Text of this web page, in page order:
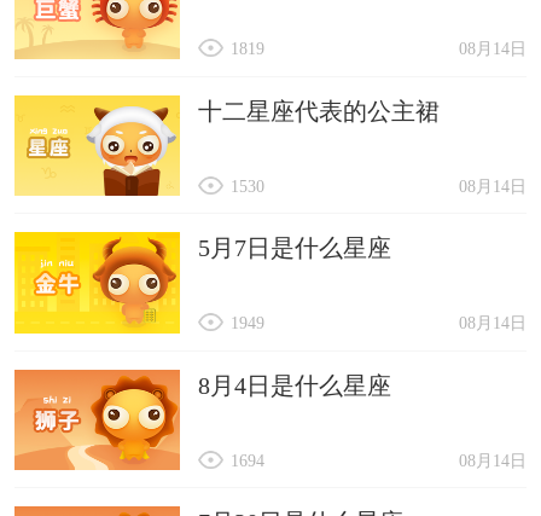
08月14日
1819
十二星座代表的公主裙
08月14日
1530
5月7日是什么星座
08月14日
1949
8月4日是什么星座
08月14日
1694